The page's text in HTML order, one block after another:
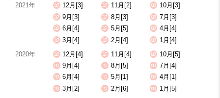
2021年
12月[3] 11月[2]
10月[3]
9月[3]
8月[3]
7月[3]
6月[4]
5月[5]
4月[4]
3月[4]
2月[4]
1月[4]
2020年
12月[4] 11月[4]
10月[5]
9月[4]
8月[5]
7月[4]
6月[4]
5月[1]
4月[1]
3月[2]
2月[6]
1月[5]